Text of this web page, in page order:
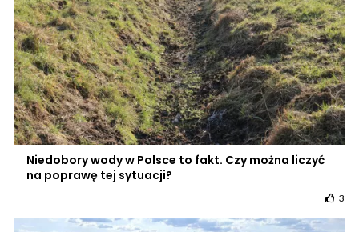
Niedobory wody w Polsce to fakt. Czy można liczyć
na poprawę tej sytuacji?
3